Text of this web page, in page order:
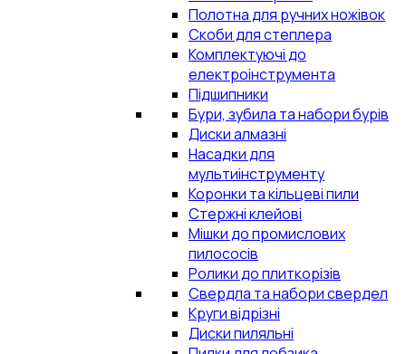
Полотна для ручних ножівок
Скоби для степлера
Комплектуючі до
електроінструмента
Підшипники
Бури, зубила та набори бурів
Диски алмазні
Насадки для
мультиінструменту
Коронки та кільцеві пили
Стержні клейові
Мішки до промислових
пилососів
Ролики до плиткорізів
Свердла та набори свердел
Круги відрізні
Диски пиляльні